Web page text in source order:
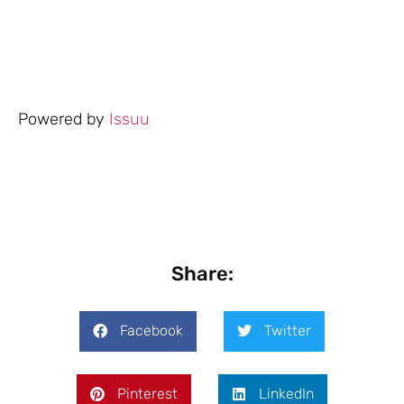
Powered by Issuu
Share:
Facebook Twitter
Pinterest LinkedIn